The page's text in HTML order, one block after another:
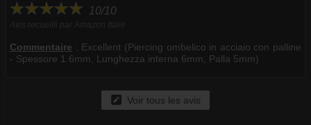
10/10
Commentaire : Excellent (Piercing ombelico in acciaio con palline
- Spessore 1.6mm, Lunghezza interna 6mm, Palla 5mm)
Voir tous les avis